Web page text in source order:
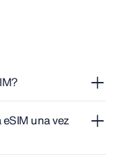
una vez